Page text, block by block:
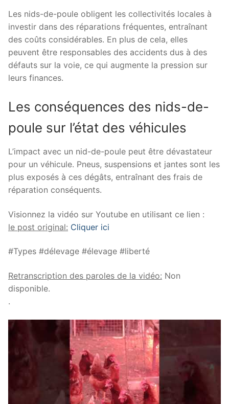
Les nids-de-poule obligent les collectivités locales à
investir dans des réparations fréquentes, entraînant
des coûts considérables. En plus de cela, elles
peuvent être responsables des accidents dus à des
défauts sur la voie, ce qui augmente la pression sur
leurs finances.
Les conséquences des nids-de-
poule sur l’état des véhicules
L’impact avec un nid-de-poule peut être dévastateur
pour un véhicule. Pneus, suspensions et jantes sont les
plus exposés à ces dégâts, entraînant des frais de
réparation conséquents.
Visionnez la vidéo sur Youtube en utilisant ce lien :
le post original: Cliquer ici
#Types #délevage #élevage #liberté
Retranscription des paroles de la vidéo: Non
disponible.
.